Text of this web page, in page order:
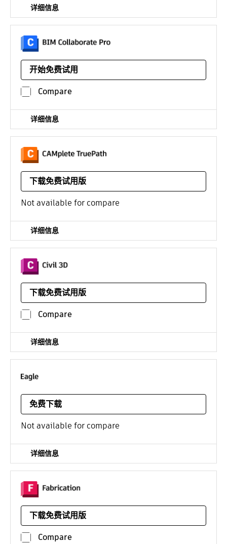
详细信息
Revit、Civil 3D 和 AutoCAD Plant 3D 中进行实时协作。
开始免费试用
平台：
/年 Compare
详细信息
下载免费试用版
平台: Windows
Not available for compare
详细信息
下载免费试用版
平台：
¥18445*
Compare
详细信息
免费下载
平台：
Linux
Not available for compare
详细信息
Fabrication CAMduct 和 Fabrication ESTmep 可供选择
下载免费试用版
平台：
Compare